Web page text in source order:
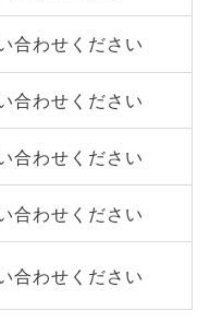
合わせください
合わせください
合わせください
合わせください
合わせください